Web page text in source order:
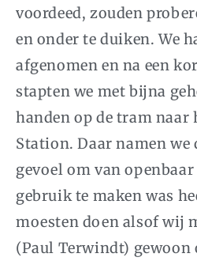
voordeed, zouden
en onder te duiken. We
afgenomen en na een
stapten we met bijna
handen op de tram naar
Station. Daar namen we
gevoel om van
gebruik te maken was
moesten doen alsof wij
(Paul Terwindt) gewoon